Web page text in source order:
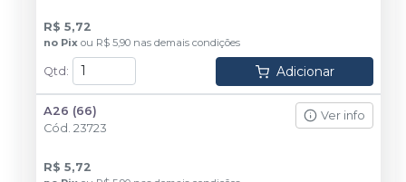
R$ 5,72
no Pix ou R$ 5,90 nas demais condições
Qtd : Adicionar
A26 (66)
Cód. 23723
Ver info
R$ 5,72